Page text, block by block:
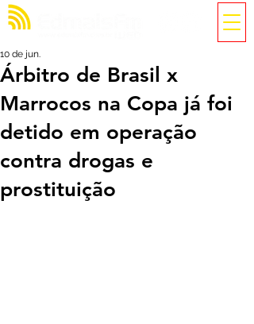
Árbitro de Brasil x
Marrocos na Copa já foi
detido em operação
contra drogas e
prostituição
10 de jun.